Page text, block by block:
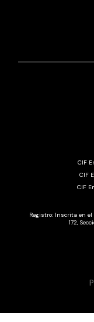
CIF
CIF
CIF
Registro: Inscrita en el
172,